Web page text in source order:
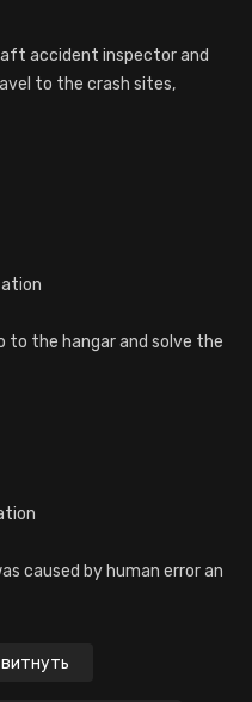
accident inspector and
to the crash sites,
to the hangar and solve the
caused by human error an